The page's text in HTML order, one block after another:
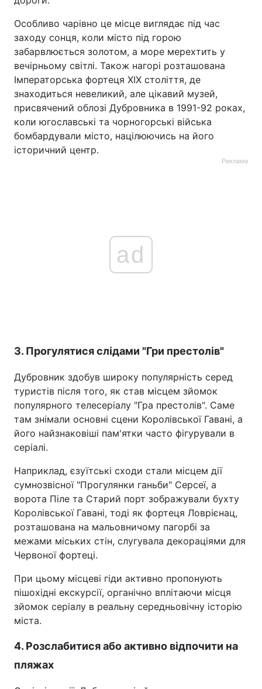
Особливо чарівно це місце виглядає під час
заходу сонця, коли місто під горою
забарвлюється золотом, а море мерехтить у
вечірньому світлі. Також нагорі розташована
Імператорська фортеця XIX століття, де
знаходиться невеликий, але цікавий музей,
присвячений облозі Дубровника в 1991-92 роках,
коли югославські та чорногорські війська
бомбардували місто, націлюючись на його
історичний центр.
Реклама
ad
3. Прогулятися слідами "Гри престолів"
Дубровник здобув широку популярність серед
туристів після того, як став місцем зйомок
популярного телесеріалу "Гра престолів". Саме
там знімали основні сцени Королівської Гавані, а
його найзнаковіші пам'ятки часто фігурували в
серіалі.
Наприклад, єзуїтські сходи стали місцем дії
сумнозвісної "Прогулянки ганьби" Серсеї, а
ворота Піле та Старий порт зображували бухту
Королівської Гавані, тоді як фортеця Ловрієнац,
розташована на мальовничому пагорбі за
межами міських стін, слугувала декораціями для
Червоної фортеці.
При цьому місцеві гіди активно пропонують
пішохідні екскурсії, органічно вплітаючи місця
зйомок серіалу в реальну середньовічну історію
міста.
4. Розслабитися або активно відпочити на
пляжах